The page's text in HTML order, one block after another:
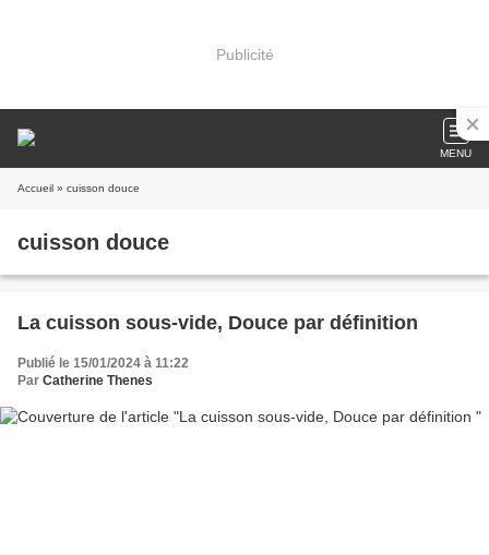
Publicité
MENU
Accueil » cuisson douce
cuisson douce
La cuisson sous-vide, Douce par définition
Publié le 15/01/2024 à 11:22
Par Catherine Thenes